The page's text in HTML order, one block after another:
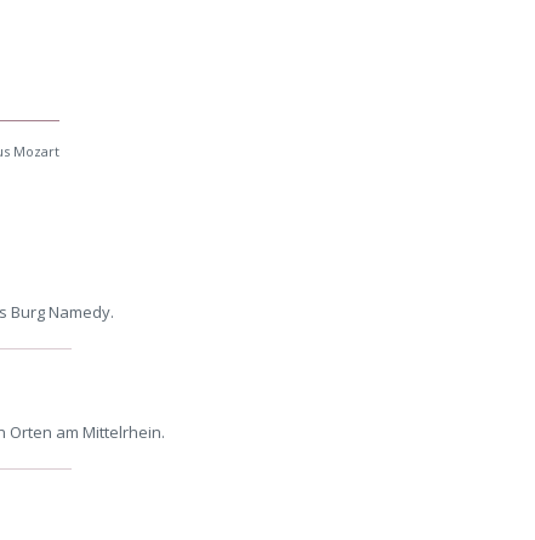
Mozart
Burg Namedy.
Orten am Mittelrhein.